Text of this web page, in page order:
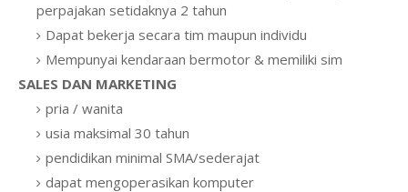
perpajakan setidaknya 2 tahun
Dapat bekerja secara tim maupun individu
Mempunyai kendaraan bermotor & memiliki sim
SALES DAN MARKETING
pria / wanita
usia maksimal 30 tahun
pendidikan minimal SMA/sederajat
dapat mengoperasikan komputer